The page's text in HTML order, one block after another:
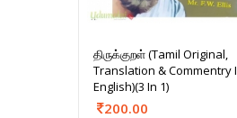
திருக்குறள் (Tamil Original,
Translation & Commentry
English)(3 In 1)
200.00